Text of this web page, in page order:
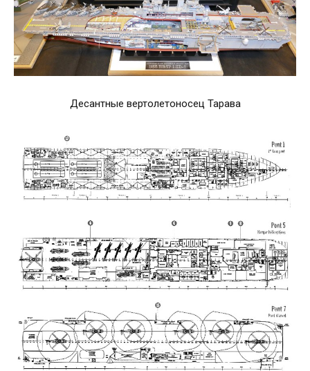
Десантные вертолетоносец Тарава